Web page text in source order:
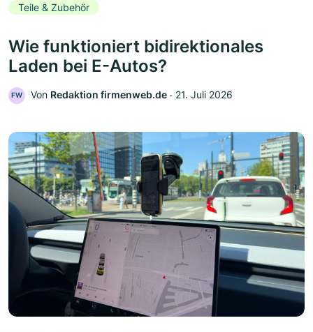
Teile & Zubehör
Wie funktioniert bidirektionales
Laden bei E-Autos?
FW Von Redaktion firmenweb.de ‧ 21. Juli 2026